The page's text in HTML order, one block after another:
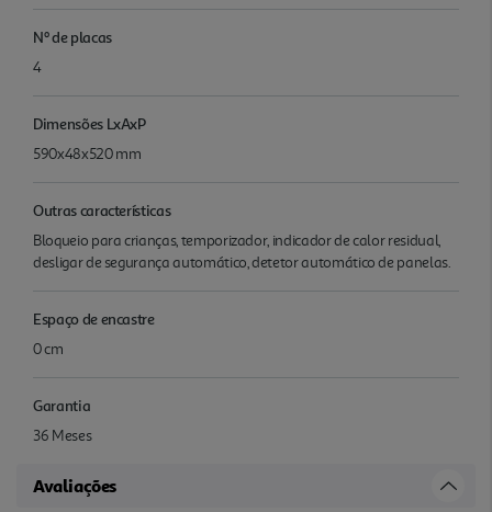
Nº de placas
4
Dimensões LxAxP
590x48x520 mm
Outras características
Bloqueio para crianças, temporizador, indicador de calor residual,
desligar de segurança automático, detetor automático de panelas.
Espaço de encastre
0 cm
Garantia
36 Meses
Avaliações